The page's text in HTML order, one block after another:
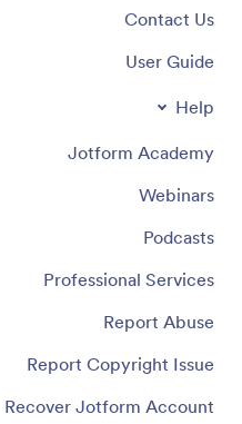
Contact Us
User Guide
Help
Jotform Academy
Webinars
Podcasts
Professional Services
Report Abuse
Report Copyright Issue
Recover Jotform Account